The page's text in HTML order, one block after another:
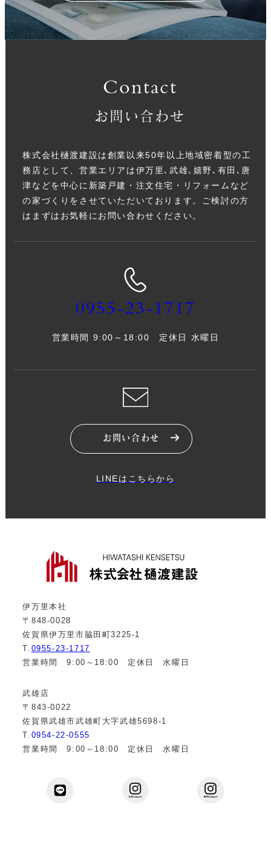
Contact
お問い合わせ
株式会社樋渡建設は創業以来50年以上地域密着型の工
務店として、営業エリアは伊万里､武雄､嬉野､有田､唐
津などを中心に新築戸建・注文住宅・リフォームなど
の家づくりをさせていただいております。ご検討の方
はまずはお気軽にお問い合わせください。
0955-23-1717
営業時間 9:00～18:00 定休日 水曜日
お問い合わせ
LINEはこちらから
伊万里本社
〒848-0028
佐賀県伊万里市脇田町3225-1
T. 0955-23-1717
営業時間 9:00～18:00 定休日 水曜日
武雄店
〒843-0022
佐賀県武雄市武雄町大字武雄5698-1
T. 0954-22-0555
営業時間 9:00～18:00 定休日 水曜日